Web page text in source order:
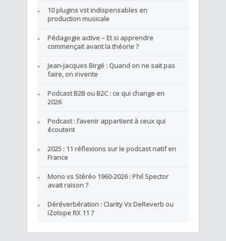
10 plugins vst indispensables en
production musicale
Pédagogie active – Et si apprendre
commençait avant la théorie ?
Jean-Jacques Birgé : Quand on ne sait pas
faire, on invente
Podcast B2B ou B2C : ce qui change en
2026
Podcast : l’avenir appartient à ceux qui
écoutent
2025 : 11 réflexions sur le podcast natif en
France
Mono vs Stéréo 1960-2026 : Phil Spector
avait raison ?
Déréverbération : Clarity Vx DeReverb ou
iZotope RX 11 ?